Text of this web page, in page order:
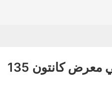
معرض كانتون 135